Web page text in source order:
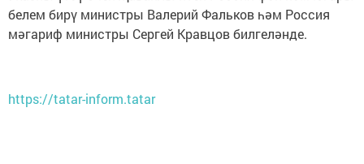
белем бирү министры Валерий Фальков һәм Россия
мәгариф министры Сергей Кравцов билгеләнде.
https://tatar-inform.tatar